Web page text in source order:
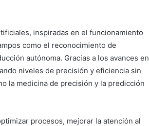
inspiradas en el funcionamiento
como el reconocimiento de
autónoma. Gracias a los avances en
niveles de precisión y eficiencia sin
la medicina de precisión y la predicción
procesos, mejorar la atención al